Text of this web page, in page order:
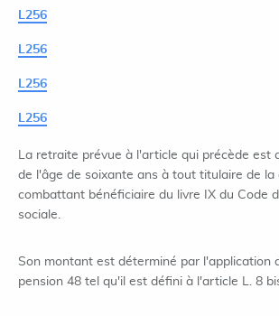
L256
L256
L256
L256
La retraite prévue à l'article qui précède est
de l'âge de soixante ans à tout titulaire de la
combattant bénéficiaire du livre IX du Code
sociale.
Son montant est déterminé par l'application
pension 48 tel qu'il est défini à l'article L. 8